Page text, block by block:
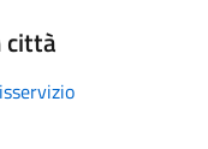
città